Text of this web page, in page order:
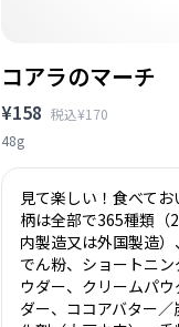
コアラのマーチ
¥158 税込¥170
48g
見て楽しい！食べて
柄は全部で365種類（
内製造又は外国製造）
でん粉、ショートニ
ウダー、クリームパ
ダー、ココアバター